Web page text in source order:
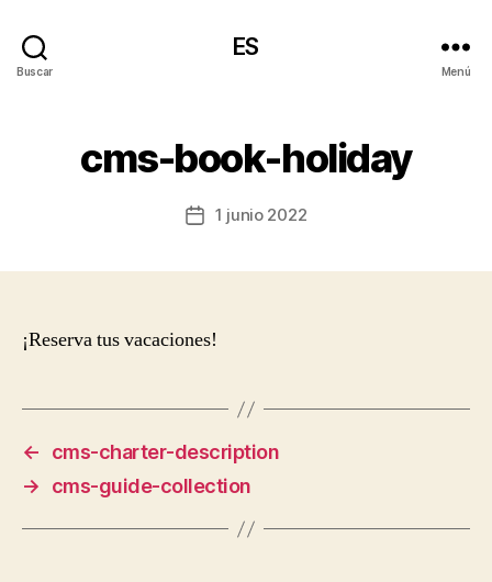
Buscar
ES
Menú
cms-book-holiday
Fecha1 junio 2022
¡Reserva tus vacaciones!
←
cms-charter-description
→
cms-guide-collection